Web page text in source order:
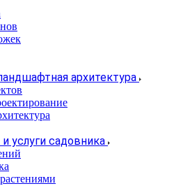
архитектура
услуги садовника